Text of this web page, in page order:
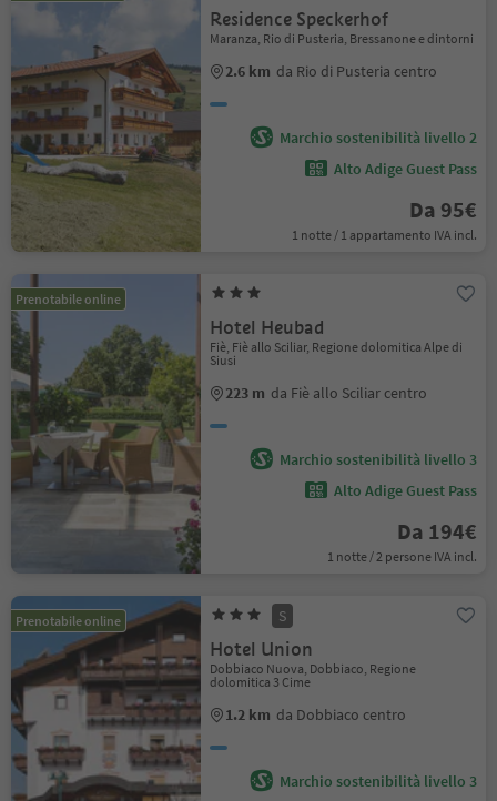
Residence Speckerhof
Maranza, Rio di Pusteria, Bressanone e dintorni
2.6 km da Rio di Pusteria centro
Marchio sostenibilità livello 2
Alto Adige Guest Pass
Da 95€
1 notte / 1 appartamento IVA incl.
Prenotabile online
Hotel Heubad
Fiè, Fiè allo Sciliar, Regione dolomitica Alpe di
Siusi
223 m da Fiè allo Sciliar centro
Marchio sostenibilità livello 3
Alto Adige Guest Pass
Da 194€
1 notte / 2 persone IVA incl.
Prenotabile online S
Hotel Union
Dobbiaco Nuova, Dobbiaco, Regione
dolomitica 3 Cime
1.2 km da Dobbiaco centro
Marchio sostenibilità livello 3